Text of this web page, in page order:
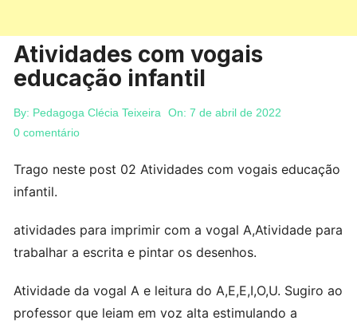
Atividades com vogais
educação infantil
By: Pedagoga Clécia Teixeira On:7 de abril de 2022
0 comentário
Trago neste post 02 Atividades com vogais educação
infantil.
atividades para imprimir com a vogal A,Atividade para
trabalhar a escrita e pintar os desenhos.
Atividade da vogal A e leitura do A,E,E,I,O,U. Sugiro ao
professor que leiam em voz alta estimulando a